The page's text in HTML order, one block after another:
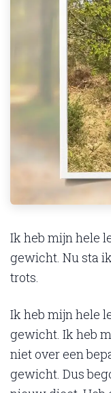
Ik heb mijn hele
gewicht. Nu sta
trots.
Ik heb mijn hele
gewicht. Ik heb
niet over een
gewicht. Dus